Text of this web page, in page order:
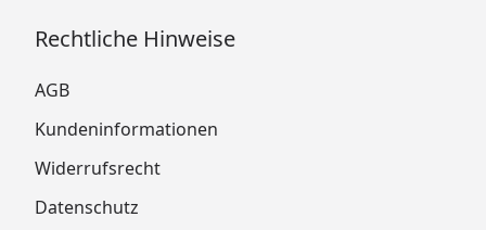
Rechtliche Hinweise
AGB
Kundeninformationen
Widerrufsrecht
Datenschutz